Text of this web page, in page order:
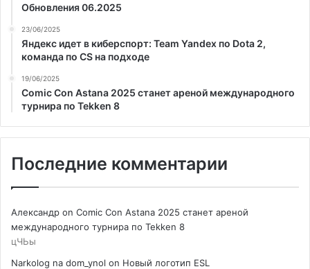
Обновления 06.2025
23/06/2025
Яндекс идет в киберспорт: Team Yandex по Dota 2,
команда по CS на подходе
19/06/2025
Comic Con Astana 2025 станет ареной международного
турнира по Tekken 8
Последние комментарии
Александр on Comic Con Astana 2025 станет ареной
международного турнира по Tekken 8
цЧЬы
Narkolog na dom_ynol on Новый логотип ESL